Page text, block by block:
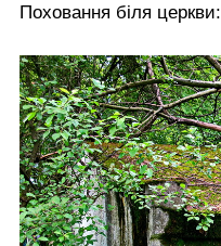
Поховання біля церкви: